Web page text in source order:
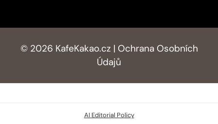
© 2026 KafeKakao.cz | Ochrana Osobních
Údajů
AI Editorial Policy